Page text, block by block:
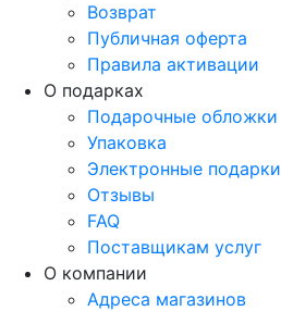
Возврат
Публичная оферта
Правила активации
О подарках
Подарочные обложки
Упаковка
Электронные подарки
Отзывы
FAQ
Поставщикам услуг
О компании
Адреса магазинов